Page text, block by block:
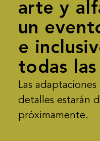
arte y
un
e
todas
Las
detalles estarán
próximamente.